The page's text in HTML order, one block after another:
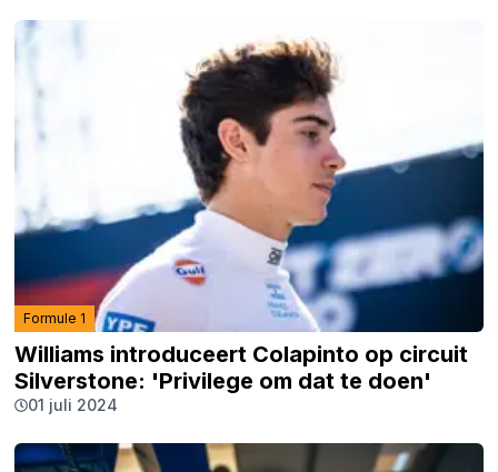
Formule 1
Williams introduceert Colapinto op circuit
Silverstone: 'Privilege om dat te doen'
01 juli 2024